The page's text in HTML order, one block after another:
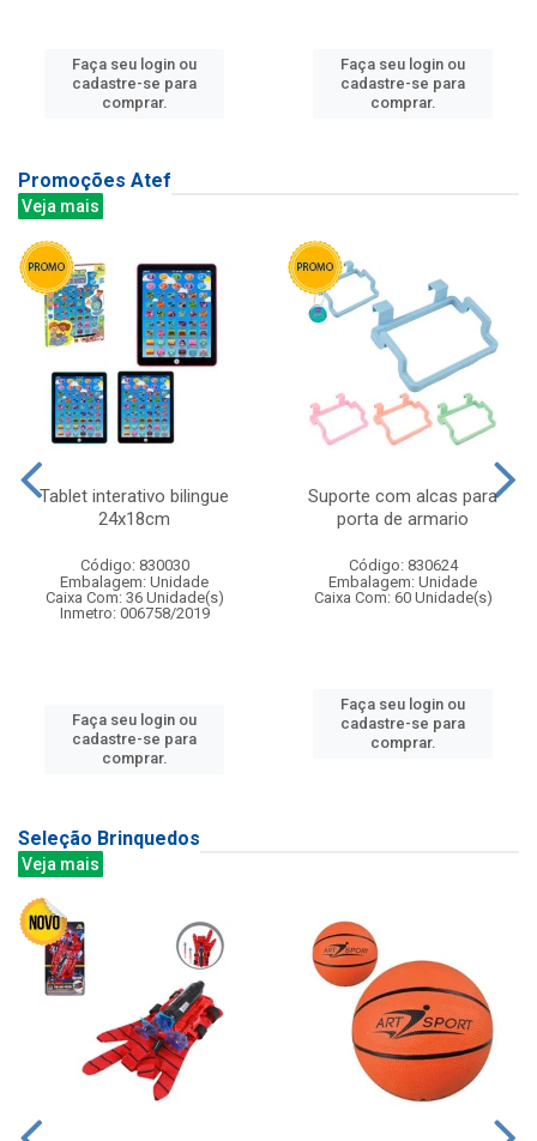
Faça seu login ou
cadastre-se para
comprar.
Faça seu login ou
cadastre-se para
comprar.
Promoções Atef
Veja mais
Tablet interativo bilingue
24x18cm
Código: 830030
Embalagem: Unidade
Caixa Com: 36 Unidade(s)
Inmetro: 006758/2019
Faça seu login ou
cadastre-se para
comprar.
Suporte com alcas para
porta de armario
Código: 830624
Embalagem: Unidade
Caixa Com: 60 Unidade(s)
Faça seu login ou
cadastre-se para
comprar.
Seleção Brinquedos
Veja mais